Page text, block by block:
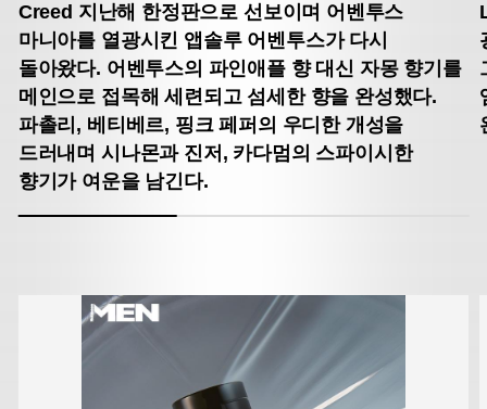
Creed 지난해 한정판으로 선보이며 어벤투스
마니아를 열광시킨 앱솔루 어벤투스가 다시
돌아왔다. 어벤투스의 파인애플 향 대신 자몽 향기를
메인으로 접목해 세련되고 섬세한 향을 완성했다.
파촐리, 베티베르, 핑크 페퍼의 우디한 개성을
드러내며 시나몬과 진저, 카다멈의 스파이시한
향기가 여운을 남긴다.